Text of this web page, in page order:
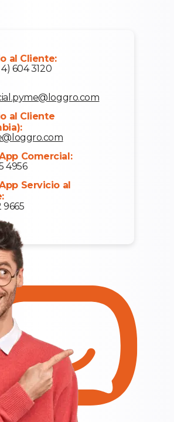
al Cliente:
604 3120
al Cliente
Comercial:
4956
Servicio al
9665